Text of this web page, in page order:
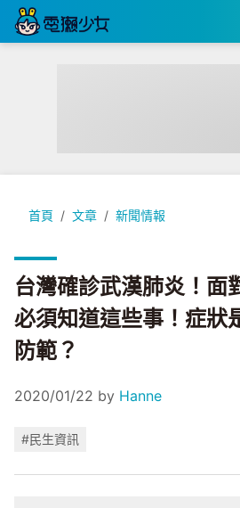
首頁 文章 新聞情報
台灣確診武漢肺炎！面對武漢肺炎
台灣確診武漢肺炎！面
必須知道這些事！症狀
防範？
2020/01/22 by Hanne
#民生資訊